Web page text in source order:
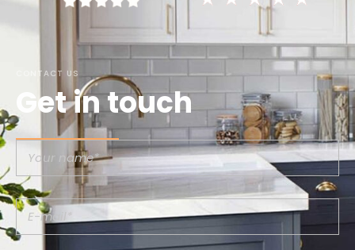
CONTACT US
Get in touch